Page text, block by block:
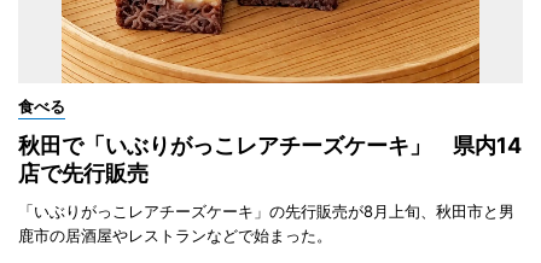
食べる
秋田で「いぶりがっこレアチーズケーキ」 県内14
店で先行販売
「いぶりがっこレアチーズケーキ」の先行販売が8月上旬、秋田市と男
鹿市の居酒屋やレストランなどで始まった。